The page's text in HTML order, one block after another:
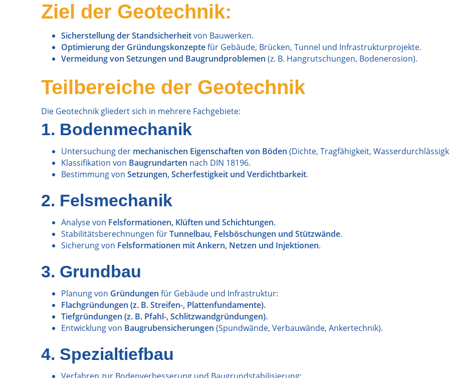
Ziel der Geotechnik:
Sicherstellung der Standsicherheitvon Bauwerken.
Optimierung der Gründungskonzeptefür Gebäude, Brücken, Tunnel und Infrastrukturprojekte.
Vermeidung von Setzungen und Baugrundproblemen (z. B. Hangrutschungen, Bodenerosion).
Teilbereiche der Geotechnik
Die Geotechnik gliedert sich in mehrere Fachgebiete:
1. Bodenmechanik
Untersuchung der mechanischen Eigenschaften von Böden (Dichte, Tragfähigkeit,
Klassifikation von Baugrundarten nach DIN 18196.
Bestimmung von Setzungen, Scherfestigkeit und Verdichtbarkeit.
2. Felsmechanik
Analyse von Felsformationen, Klüften und Schichtungen.
Stabilitätsberechnungen fürTunnelbau, Felsböschungen und Stützwände.
Sicherung von Felsformationen mit Ankern, Netzen und Injektionen.
3. Grundbau
Planung von Gründungen für Gebäude und Infrastruktur:
Flachgründungen (z. B. Streifen-, Plattenfundamente).
Tiefgründungen (z. B. Pfahl-, Schlitzwandgründungen).
Entwicklung von Baugrubensicherungen (Spundwände, Verbauwände, Ankertechnik).
4. Spezialtiefbau